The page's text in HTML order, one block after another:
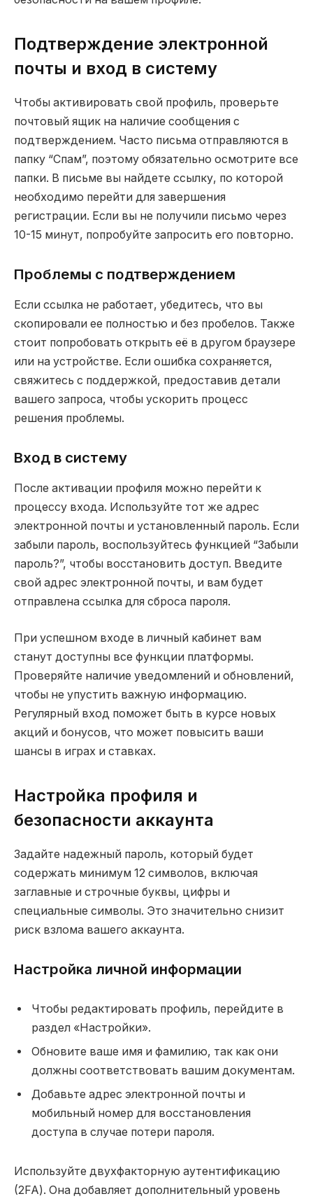
Подтверждение электронной
почты и вход в систему
Чтобы активировать свой профиль, проверьте
почтовый ящик на наличие сообщения с
подтверждением. Часто письма отправляются в
папку “Спам”, поэтому обязательно осмотрите все
папки. В письме вы найдете ссылку, по которой
необходимо перейти для завершения
регистрации. Если вы не получили письмо через
10-15 минут, попробуйте запросить его повторно.
Проблемы с подтверждением
Если ссылка не работает, убедитесь, что вы
скопировали ее полностью и без пробелов. Также
стоит попробовать открыть её в другом браузере
или на устройстве. Если ошибка сохраняется,
свяжитесь с поддержкой, предоставив детали
вашего запроса, чтобы ускорить процесс
решения проблемы.
Вход в систему
После активации профиля можно перейти к
процессу входа. Используйте тот же адрес
электронной почты и установленный пароль. Если
забыли пароль, воспользуйтесь функцией “Забыли
пароль?”, чтобы восстановить доступ. Введите
свой адрес электронной почты, и вам будет
отправлена ссылка для сброса пароля.
При успешном входе в личный кабинет вам
станут доступны все функции платформы.
Проверяйте наличие уведомлений и обновлений,
чтобы не упустить важную информацию.
Регулярный вход поможет быть в курсе новых
акций и бонусов, что может повысить ваши
шансы в играх и ставках.
Настройка профиля и
безопасности аккаунта
Задайте надежный пароль, который будет
содержать минимум 12 символов, включая
заглавные и строчные буквы, цифры и
специальные символы. Это значительно снизит
риск взлома вашего аккаунта.
Настройка личной информации
Чтобы редактировать профиль, перейдите в
раздел «Настройки».
Обновите ваше имя и фамилию, так как они
должны соответствовать вашим документам.
Добавьте адрес электронной почты и
мобильный номер для восстановления
доступа в случае потери пароля.
Используйте двухфакторную аутентификацию
(2FA). Она добавляет дополнительный уровень